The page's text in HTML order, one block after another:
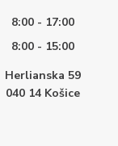
8:00 - 17:00
8:00 - 15:00
Herlianska 59
040 14 Košice